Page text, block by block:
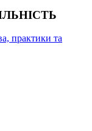
практики та